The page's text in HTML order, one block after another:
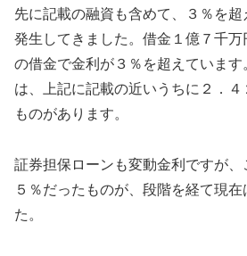
先に記載の融資も含めて、３％を
発生してきました。借金１億７千
の借金で金利が３％を超えていま
は、上記に記載の近いうちに２．４
ものがあります。
証券担保ローンも変動金利ですが、
５％だったものが、段階を経て現
た。